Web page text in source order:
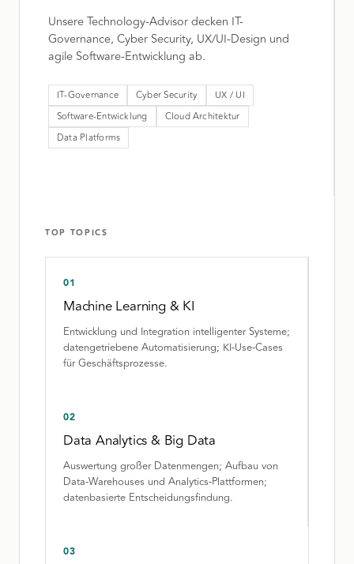
Unsere Technology-Advisor decken IT-
Governance, Cyber Security, UX/UI-Design und
agile Software-Entwicklung ab.
IT-Governance Cyber Security
UX / UI
Software-Entwicklung
Cloud Architektur
Data Platforms
TOP TOPICS
01
Machine Learning & KI
Entwicklung und Integration intelligenter Systeme;
datengetriebene Automatisierung; KI-Use-Cases
für Geschäftsprozesse.
02
Data Analytics & Big Data
Auswertung großer Datenmengen; Aufbau von
Data-Warehouses und Analytics-Plattformen;
datenbasierte Entscheidungsfindung.
03